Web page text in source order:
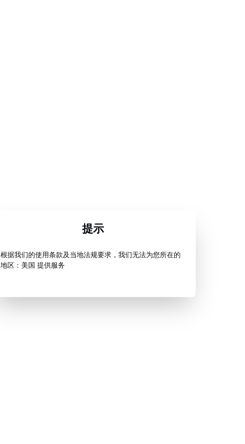
提示
根据我们的使用条款及当地法规要求，我们无法为您所在的
地区：美国 提供服务